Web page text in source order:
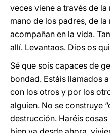
veces viene a través de
mano de los padres, de
acompañan en la vida.
allí. Levantaos. Dios os
Sé que sois capaces de
bondad. Estáis llamados
con los otros y por los
alguien. No se construye
destrucción. Haréis